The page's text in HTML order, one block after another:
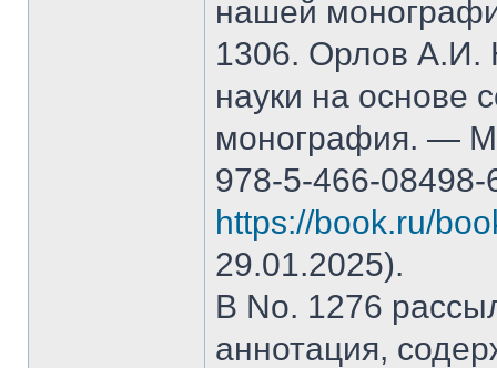
нашей
1306. Орлов А.И.
науки на основе
монография. —
978-5-466-
https://book.ru/
29.01.2025).
В No. 1276
аннотация,